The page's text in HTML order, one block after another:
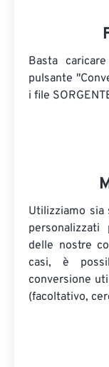
Basta
pulsante
i file
Utilizziamo sia
delle nostre
casi, è
conversione
(facoltativo,